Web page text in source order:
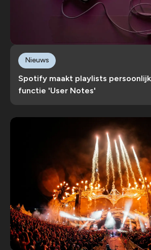
Spotify maakt playlists
functie 'User Notes'
Nieuws